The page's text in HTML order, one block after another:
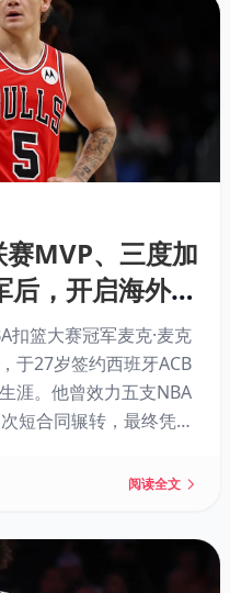
赛MVP、三度加
，开启海外职
扣篮大赛冠军麦克·麦克
于27岁签约西班牙ACB
涯。他曾效力五支NBA
短合同辗转，最终凭借
阅读全文